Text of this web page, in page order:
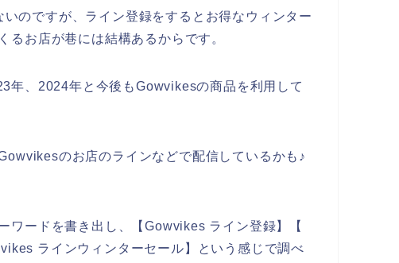
のですが、ライン登録をするとお得なウィンター
るお店が巷には結構あるからです。
年、2024年と今後もGowvikesの商品を利用して
のお店のラインなどで配信しているかも♪
ワードを書き出し、【Gowvikes ライン登録】【
ラインウィンターセール】という感じで調べ